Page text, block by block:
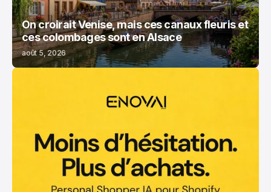
On croirait Venise, mais ces canaux fleuris et
ces colombages sont en Alsace
août 5, 2026